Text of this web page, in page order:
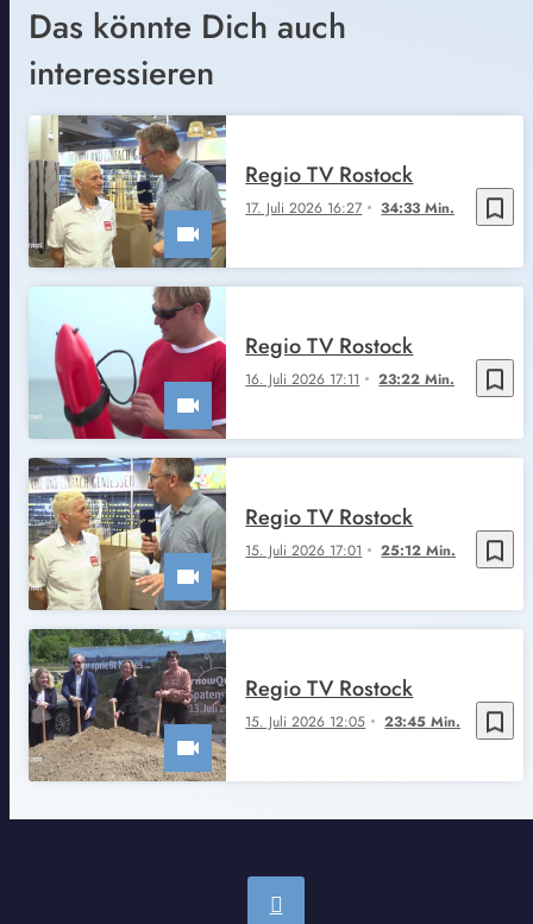
Das könnte Dich auch
interessieren
bookmark_border
17. Juli 2026 16:27 34:33 Min.
Regio TV Rostock
bookmark_border
16. Juli 2026 17:11 23:22 Min.
Regio TV Rostock
bookmark_border
15. Juli 2026 17:01 25:12 Min.
Regio TV Rostock
bookmark_border
15. Juli 2026 12:05 23:45 Min.
Regio TV Rostock